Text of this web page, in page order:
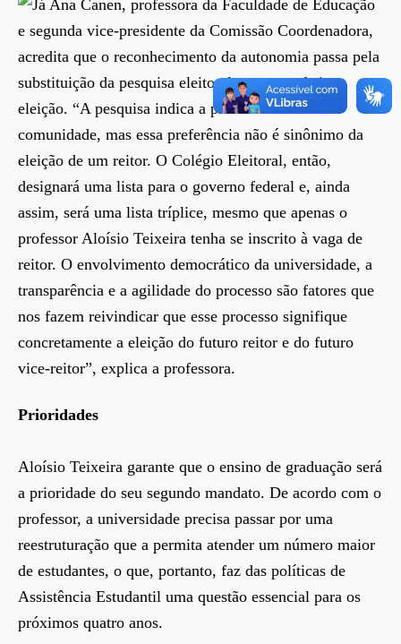
Já Ana Canen, professora da Faculdade de Educação
e segunda vice-presidente da Comissão Coordenadora,
acredita que o reconhecimento da autonomia passa pela
substituição da pesquisa eleitoral por uma efetiva
eleição. “A pesquisa indica a preferência da
comunidade, mas essa preferência não é sinônimo da
eleição de um reitor. O Colégio Eleitoral, então,
designará uma lista para o governo federal e, ainda
assim, será uma lista tríplice, mesmo que apenas o
professor Aloísio Teixeira tenha se inscrito à vaga de
reitor. O envolvimento democrático da universidade, a
transparência e a agilidade do processo são fatores que
nos fazem reivindicar que esse processo signifique
concretamente a eleição do futuro reitor e do futuro
vice-reitor”, explica a professora.
Prioridades
Aloísio Teixeira garante que o ensino de graduação será
a prioridade do seu segundo mandato. De acordo com o
professor, a universidade precisa passar por uma
reestruturação que a permita atender um número maior
de estudantes, o que, portanto, faz das políticas de
Assistência Estudantil uma questão essencial para os
próximos quatro anos.